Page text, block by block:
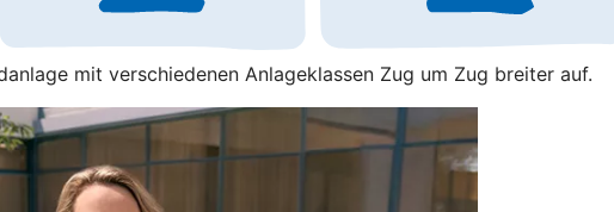
mit verschiedenen Anlageklassen Zug um Zug breiter auf.